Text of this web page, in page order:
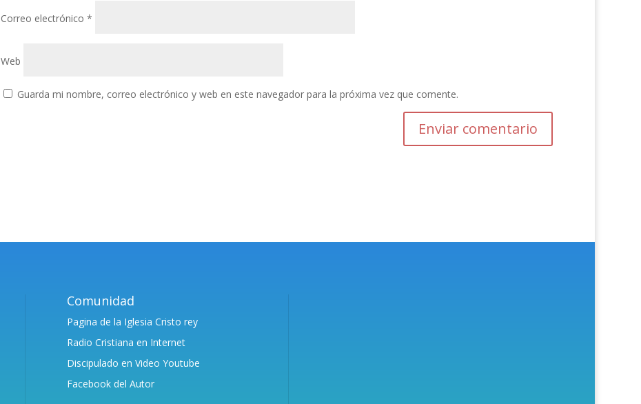
Correo electrónico *
Web
Guarda mi nombre, correo electrónico y web en este navegador para la próxima vez que comente.
Comunidad
Pagina de la Iglesia Cristo rey
Radio Cristiana en Internet
Discipulado en Video Youtube
Facebook del Autor